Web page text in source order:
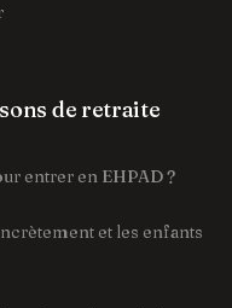
de retraite
entrer en EHPAD ?
et les enfants